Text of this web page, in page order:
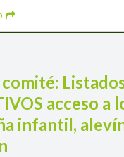
acceso a
infantil,